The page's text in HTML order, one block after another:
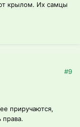
крылом. Их самцы
#9
приручаются,
права.